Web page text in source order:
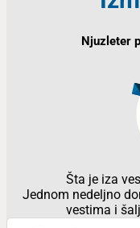
Njuzleter
Šta je iza
Jednom nedeljno
vestima i